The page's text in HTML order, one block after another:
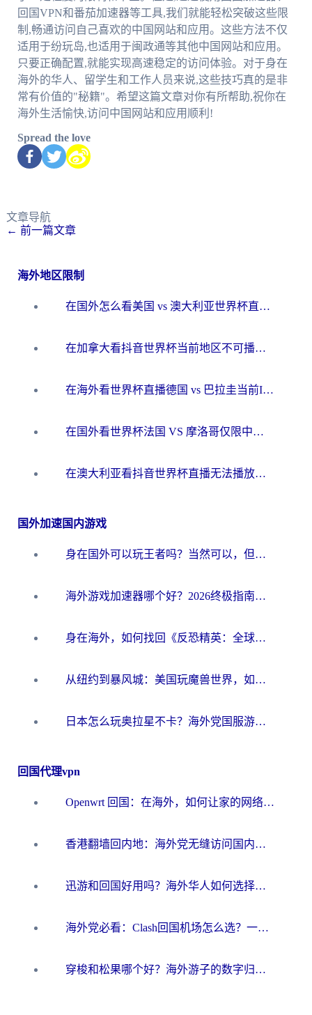
回国VPN和番茄加速器等工具,我们就能轻松突破这些限
制,畅通访问自己喜欢的中国网站和应用。这些方法不仅
适用于纷玩岛,也适用于闽政通等其他中国网站和应用。
只要正确配置,就能实现高速稳定的访问体验。对于身在
海外的华人、留学生和工作人员来说,这些技巧真的是非
常有价值的"秘籍"。希望这篇文章对你有所帮助,祝你在
海外生活愉快,访问中国网站和应用顺利!
Spread the love
文章导航
← 前一篇文章
海外地区限制
在国外怎么看美国 vs 澳大利亚世界杯直播？海外党必藏的中文解说观赛指南
在加拿大看抖音世界杯当前地区不可播放？海外党体育观赛终极指南
在海外看世界杯直播德国 vs 巴拉圭当前IP受限制？这篇指南帮你轻松解决地区限制
在国外看世界杯法国 VS 摩洛哥仅限中国大陆？别让地域限制拦下你的欢呼
在澳大利亚看抖音世界杯直播无法播放？海外党体育观赛终极指南来了！
国外加速国内游戏
身在国外可以玩王者吗？当然可以，但你需要这份“加速”指南
海外游戏加速器哪个好？2026终极指南帮你畅玩国服+解决卡顿难题
身在海外，如何找回《反恐精英：全球攻势》国服的丝滑手感？一份给你的终极指南
从纽约到暴风城：美国玩魔兽世界，如何找到你的最佳网络航线
日本怎么玩奥拉星不卡？海外党国服游戏加速器选择全攻略
回国代理vpn
Openwrt 回国：在海外，如何让家的网络触手可及
香港翻墙回内地：海外党无缝访问国内资源的加速器选择全攻略
迅游和回国好用吗？海外华人如何选择靠谱的回国加速器
海外党必看：Clash回国机场怎么选？一篇搞定无缝访问国内资源的全攻略
穿梭和松果哪个好？海外游子的数字归乡路，到底该怎么选